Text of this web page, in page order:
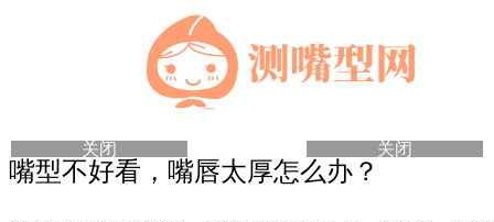
嘴型不好看，嘴唇太厚怎么办？
关闭 关闭